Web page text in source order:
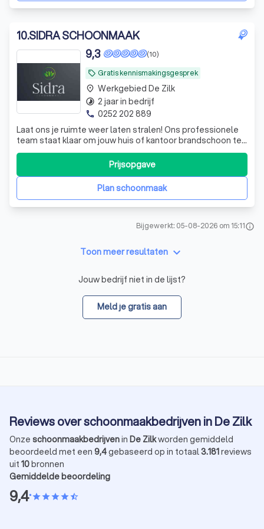
10.SIDRA SCHOONMAAK
local_offer Gratis kennismakingsgesprek
(10)
9,3
Laat ons je ruimte weer laten stralen! Ons professionele
team staat klaar om jouw huis of kantoor brandschoon te
maken. Ontdek de frisheid en kwaliteit van onze
schoonmaakdiensten vandaag nog!
Plan schoonmaak
Prijsopgave
place Werkgebied De Zilk
timelapse 2 jaar in bedrijf
phone 0252 202 889
Bijgewerkt: 05-08-2026 om 15:11info
Toon meer resultaten keyboard_arrow_down
Jouw bedrijf niet in de lijst?
Meld je gratis aan
Reviews over schoonmaakbedrijven in De Zilk
Onze schoonmaakbedrijvenin De Zilkworden gemiddeld
beoordeeld met een 9,4gebaseerd op in totaal3.181reviews
uit 10bronnen
Gemiddelde beoordeling
9,4•starstarstarstarstar_half